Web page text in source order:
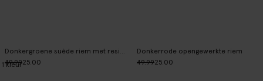
Donkergroene suède riem met resin gesp
49.9925.00
1kleur
Donkerrode opengewerkte riem
49.9925.00